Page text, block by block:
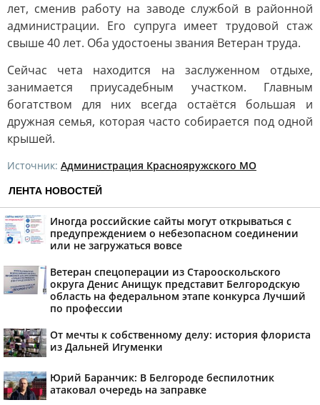
лет, сменив работу на заводе службой в районной
администрации. Его супруга имеет трудовой стаж
свыше 40 лет. Оба удостоены звания Ветеран труда.
Сейчас чета находится на заслуженном отдыхе,
занимается приусадебным участком. Главным
богатством для них всегда остаётся большая и
дружная семья, которая часто собирается под одной
крышей.
Источник: Администрация Краснояружского МО
ЛЕНТА НОВОСТЕЙ
Иногда российские сайты могут открываться с
предупреждением о небезопасном соединении
или не загружаться вовсе
Ветеран спецоперации из Старооскольского
округа Денис Анищук представит Белгородскую
область на федеральном этапе конкурса Лучший
по профессии
От мечты к собственному делу: история флориста
из Дальней Игуменки
Юрий Баранчик: В Белгороде беспилотник
атаковал очередь на заправке